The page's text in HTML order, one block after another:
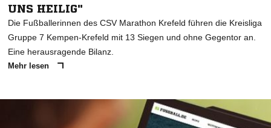
UNS HEILIG"
Die Fußballerinnen des CSV Marathon Krefeld führen die Kreisliga
Gruppe 7 Kempen-Krefeld mit 13 Siegen und ohne Gegentor an.
Eine herausragende Bilanz.
Mehr lesen